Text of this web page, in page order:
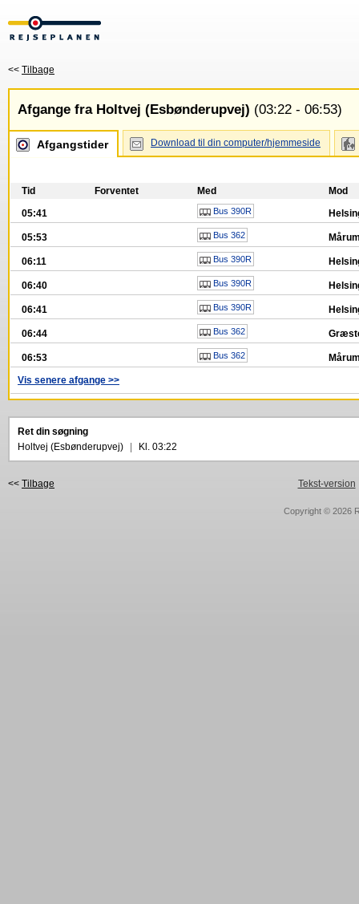
<< Tilbage
Afgange fra Holtvej (Esbønderupvej) (03:22 - 06:53)
Afgangstider Download til din computer/hjemmeside
Tid Forventet Med
Mod
05:41
Bus 390R
05:53 Bus 362
06:11 Bus 390R
06:40 Bus 390R
06:41 Bus 390R
06:44 Bus 362
06:53 Bus 362
Vis senere afgange >>
Ret din søgning
Holtvej (Esbønderupvej)
Kl. 03:22
<< Tilbage Tekst-version
Copyright © 2026